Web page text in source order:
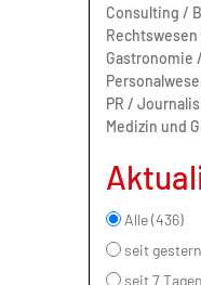
Consulting /
Rechtswesen
Gastronomie
PR /
Medizin und
Alle (436)
seit
seit 7